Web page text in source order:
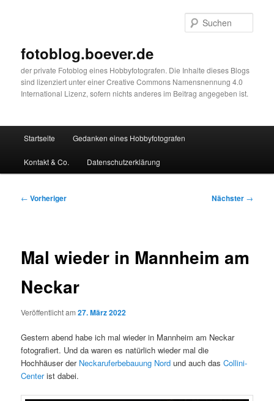
fotoblog.boever.de
der private Fotoblog eines Hobbyfotografen. Die Inhalte dieses Blogs
sind lizenziert unter einer Creative Commons Namensnennung 4.0
International Lizenz, sofern nichts anderes im Beitrag angegeben ist.
Startseite Gedanken eines Hobbyfotografen
Kontakt & Co. Datenschutzerklärung
Beitragsnavigation
← Vorheriger Nächster →
Mal wieder in Mannheim am
Neckar
Veröffentlicht am27. März 2022
Gestern abend habe ich mal wieder in Mannheim am Neckar
fotografiert. Und da waren es natürlich wieder mal die
Hochhäuser der Neckaruferbebauung Nord und auch dasCollini-
Centerist dabei.